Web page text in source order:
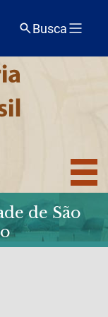
Busca
de São